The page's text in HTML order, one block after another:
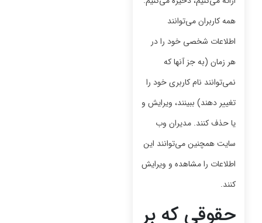
همه کاربران می‌توانند
اطلاعات شخصی خود را در
هر زمان (به جز آنها که
نمی‌توانند نام کاربری خود را
تغییر دهند) ببینند، ویرایش و
یا حذف کنند. مدیران وب
سایت همچنین می‌توانند این
اطلاعات را مشاهده و ویرایش
کنند.
حقوقی که بر